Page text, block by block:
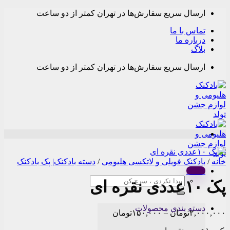
Skip
content
ارسال سریع سفارش‌ها در تهران کمتر از دو ساعت
تماس با ما
درباره ما
بلاگ
ارسال سریع سفارش‌ها در تهران کمتر از دو ساعت
Menu
جستجو
برای:
دسته بندی محصولات
خانه / بادکنک فویلی و لاتکسی هلیومی / دسته بادکنک| پک بادکنک
پک ۱۰عددی نقره ای
۲,۰۰۰,۰۰۰تومان – ۱۵۰,۰۰۰تومان